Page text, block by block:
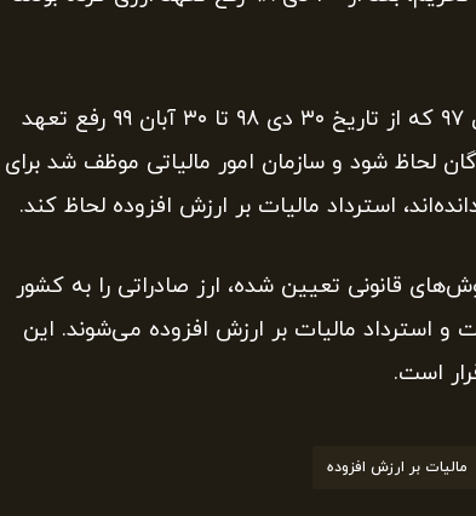
پس از پیگیری‌های مستمر، مقرر شد صادرکنندگان سال ۹۷ که از تاریخ ۳۰ دی ۹۸ تا ۳۰ آبان ۹۹ رفع تعهد
لحاظ شود و سازمان امور مالیاتی موظف شد برای
استرداد مالیات بر ارزش افزوده لحاظ کند.
۱۴۰۰ آزاد هستند به روش‌های قانونی تعیین شده، ارز صادراتی را به کشور
و استرداد مالیات بر ارزش افزوده می‌شوند. این
مالیات بر ارزش افزوده